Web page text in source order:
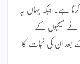
ہے۔ جبکہ یہاں یہ
نے مسیحیوں کے
ان کی نجات کا